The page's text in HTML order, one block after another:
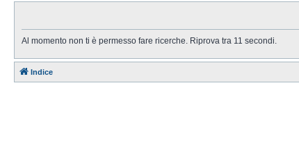
Al momento non ti è permesso fare ricerche. Riprova tra 11 secondi.
Indice